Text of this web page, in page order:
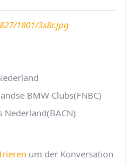
1801/3x8r.jpg
BMW Clubs(FNBC)
um der Konversation